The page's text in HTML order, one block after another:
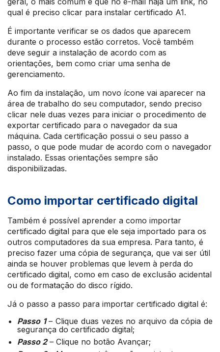
qual é preciso clicar para instalar certificado A1.
É importante verificar se os dados que aparecem
durante o processo estão corretos. Você também
deve seguir a instalação de acordo com as
orientações, bem como criar uma senha de
gerenciamento.
Ao fim da instalação, um novo ícone vai aparecer na
área de trabalho do seu computador, sendo preciso
clicar nele duas vezes para iniciar o procedimento de
exportar certificado para o navegador da sua
máquina. Cada certificação possui o seu passo a
passo, o que pode mudar de acordo com o navegador
instalado. Essas orientações sempre são
disponibilizadas.
Como importar certificado digital
Também é possível aprender a como importar
certificado digital para que ele seja importado para os
outros computadores da sua empresa. Para tanto, é
preciso fazer uma cópia de segurança, que vai ser útil
ainda se houver problemas que levem à perda do
certificado digital, como em caso de exclusão acidental
ou de formatação do disco rígido.
Já o passo a passo para importar certificado digital é:
Passo 1– Clique duas vezes no arquivo da cópia de
segurança do certificado digital;
Passo 2– Clique no botão Avançar;